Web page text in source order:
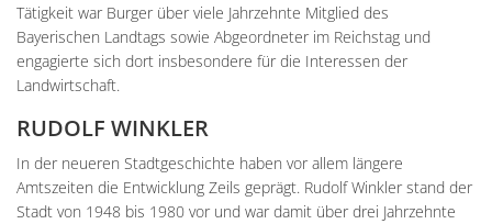
Tätigkeit war Burger über viele Jahrzehnte Mitglied des
Bayerischen Landtags sowie Abgeordneter im Reichstag und
engagierte sich dort insbesondere für die Interessen der
Landwirtschaft.
RUDOLF WINKLER
In der neueren Stadtgeschichte haben vor allem längere
Amtszeiten die Entwicklung Zeils geprägt. Rudolf Winkler stand der
Stadt von 1948 bis 1980 vor und war damit über drei Jahrzehnte